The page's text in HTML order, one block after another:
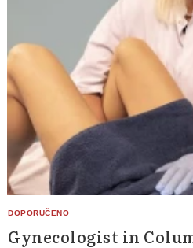
Gynecologist in